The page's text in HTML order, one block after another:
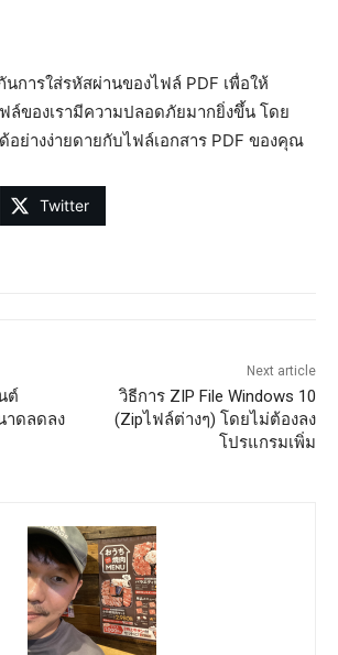
นการใส่รหัสผ่านของไฟล์ PDF เพื่อให้
ฟล์ของเรามีความปลอดภัยมากยิ่งขึ้น โดย
อย่างง่ายดายกับไฟล์เอกสาร PDF ของคุณ
Twitter
ต์
าดลดลง
Next article
วิธีการ ZIP File Windows 10
(Zipไฟล์ต่างๆ) โดยไม่ต้องลง
โปรแกรมเพิ่ม